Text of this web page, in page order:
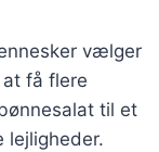
vælger
få flere
til et
lejligheder.